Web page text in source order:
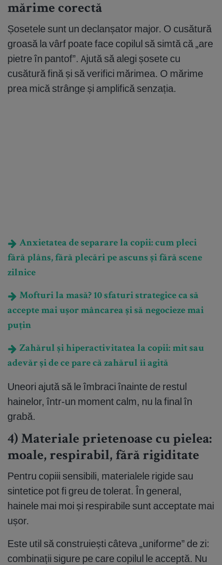
mărime corectă
Șosetele sunt un declanșator major. O cusătură
groasă la vârf poate face copilul să simtă că „are
pietre în pantof”. Ajută să alegi șosete cu
cusătură fină și să verifici mărimea. O mărime
prea mică strânge și amplifică senzația.
Anxietatea de separare la copii: cum pleci
fără plâns, fără plecări pe ascuns și fără scene
zilnice
Mofturi la masă? 10 sfaturi strategice ca să
accepte mai ușor mâncarea și să negocieze mai
puțin
Zahărul și hiperactivitatea la copii: mit sau
adevăr și de ce pare că zahărul îi agită
Uneori ajută să le îmbraci înainte de restul
hainelor, într-un moment calm, nu la final în
grabă.
4) Materiale prietenoase cu pielea:
moale, respirabil, fără rigiditate
Pentru copiii sensibili, materialele rigide sau
sintetice pot fi greu de tolerat. În general,
hainele mai moi și respirabile sunt acceptate mai
ușor.
Este util să construiești câteva „uniforme” de zi:
combinații sigure pe care copilul le acceptă. Nu